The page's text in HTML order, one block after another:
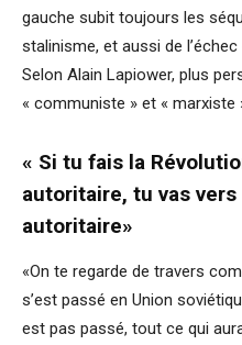
gauche subit toujours les
stalinisme, et aussi de
Selon Alain Lapiower, plus
« communiste » et « marxiste
« Si tu fais la
autoritaire, tu vas
autoritaire»
«On te regarde de travers
s’est passé en Union
est pas passé, tout ce qui